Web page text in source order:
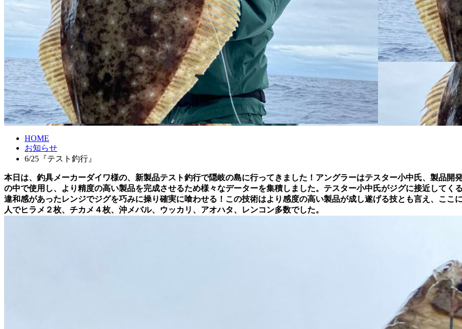
HOME
お知らせ
6/25『テスト釣行』
本日は、釣具メーカーダイワ様の、新製品テスト釣行で隠岐の島に行ってきました！アングラーはテスター小中氏、製品開
の中で使用し、より精度の高い製品を完成させるため様々なデーターを集積しました。テスター小中氏がジグに接近してく
違和感があったレンジでジグを巧みに操り確実に喰わせる！この技術はより感度の高い製品が成し遂げる技とも言え、ここ
人でヒラメ２枚、チカメ４枚、沖メバル、ウッカリ、アオハタ、レンコン多数でした。